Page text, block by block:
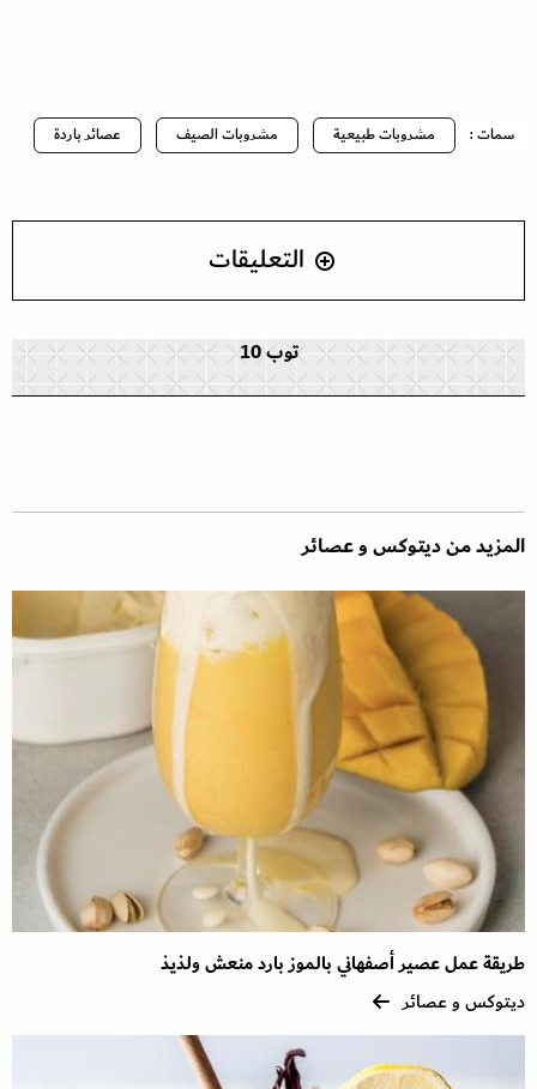
سمات : مشروبات طبيعية مشروبات الصيف عصائر باردة
التعليقات
توب 10
المزيد من ديتوكس و عصائر
طريقة عمل عصير أصفهاني بالموز بارد منعش ولذيذ
ديتوكس و عصائر